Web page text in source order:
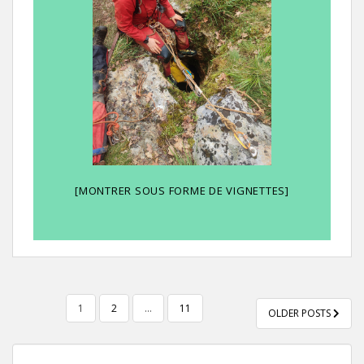
[MONTRER SOUS FORME DE VIGNETTES]
NAVIGATION
ARTICLES
1 2 … 11 OLDER POSTS